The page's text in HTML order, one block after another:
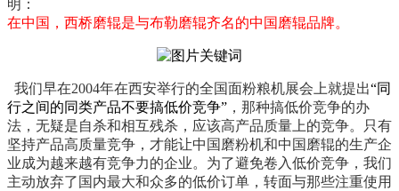
明：
在中国，西桥磨辊是与布勒磨辊齐名的中国磨辊品牌。
我们早在2004年在西安举行的全国面粉粮机展会上就提出“同
行之间的同类产品不要搞低价竞争” ，那种搞低价竞争的办
法，无疑是自杀和相互残杀，应该高产品质量上的竞争。只有
坚持产品高质量竞争，才能让中国磨粉机和中国磨辊的生产企
业成为越来越有竞争力的企业。为了避免卷入低价竞争，我们
主动放弃了国内最大和众多的低价订单，转面与那些注重使用